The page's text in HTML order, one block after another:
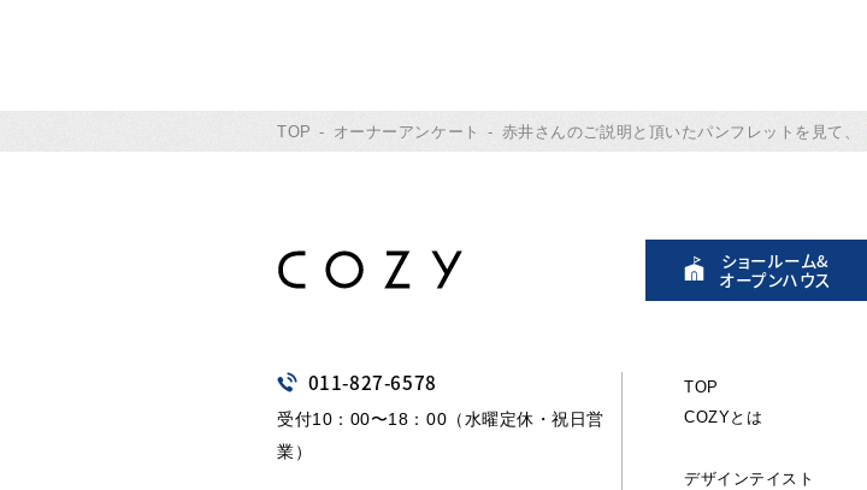
TOP オーナーアンケート 赤井さんのご説明と頂いたパンフレットを見て
ショールーム&
オープンハウス
011-827-6578
受付10：00〜18：00（水曜定休・祝日営
業）
TOP
COZYとは
デザインテイスト